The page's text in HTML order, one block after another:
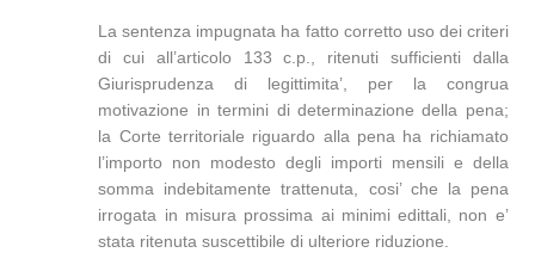
La sentenza impugnata ha fatto corretto uso dei criteri
di cui all’articolo 133 c.p., ritenuti sufficienti dalla
Giurisprudenza di legittimita’, per la congrua
motivazione in termini di determinazione della pena;
la Corte territoriale riguardo alla pena ha richiamato
l’importo non modesto degli importi mensili e della
somma indebitamente trattenuta, cosi’ che la pena
irrogata in misura prossima ai minimi edittali, non e’
stata ritenuta suscettibile di ulteriore riduzione.